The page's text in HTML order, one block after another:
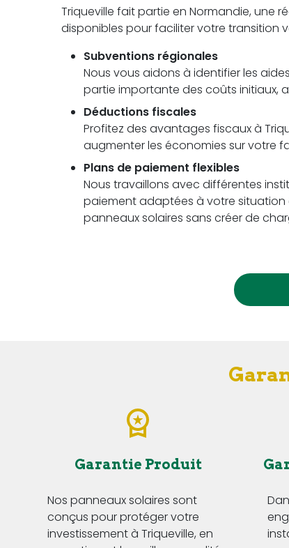
Triqueville fait partie en Normandie, une
disponibles pour faciliter votre transition
Subventions régionales
Nous vous aidons à identifier les
partie importante des coûts initiaux,
Déductions fiscales
Profitez des avantages fiscaux à
augmenter les économies sur votre
Plans de paiement flexibles
Nous travaillons avec différentes
paiement adaptées à votre
panneaux solaires sans créer de
Garantie Produit
Nos panneaux solaires sont
conçus pour protéger votre
investissement à Triqueville, en